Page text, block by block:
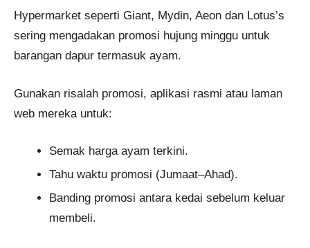
Hypermarket seperti Giant, Mydin, Aeon dan Lotus’s
sering mengadakan promosi hujung minggu untuk
barangan dapur termasuk ayam.
Gunakan risalah promosi, aplikasi rasmi atau laman
web mereka untuk:
Semak harga ayam terkini.
Tahu waktu promosi (Jumaat–Ahad).
Banding promosi antara kedai sebelum keluar
membeli.